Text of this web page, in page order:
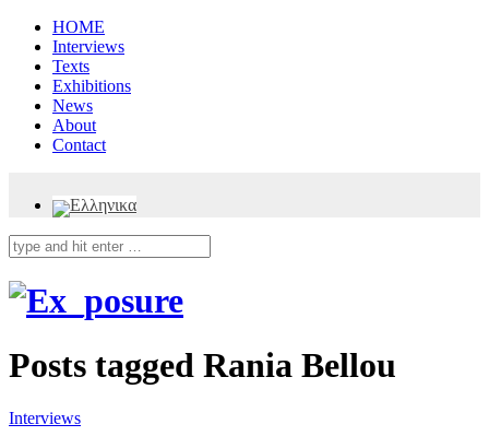
HOME
Interviews
Texts
Exhibitions
News
About
Contact
Posts tagged Rania Bellou
Interviews